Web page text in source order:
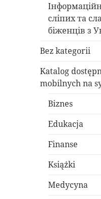
сліпих та
біженців з
Bez kategorii
Katalog
mobilnych na
Biznes
Edukacja
Finanse
Książki
Medycyna